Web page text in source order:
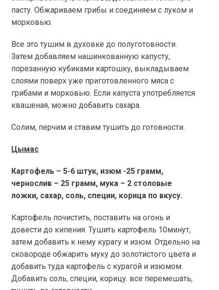
пасту. Обжариваем грибы и соединяем с луком и
морковью.
Все это тушим в духовке до полуготовности.
Затем добавляем нашинкованную капусту,
порезанную кубиками картошку, выкладываем
слоями поверх уже приготовленного мяса с
грибами и морковью. Если капуста употребляется
квашеная, можно добавить сахара.
Солим, перчим и ставим тушить до готовности.
Цымас
Картофель – 5-6 штук, изюм -25 грамм,
чернослив – 25 грамм, мука – 2 столовые
ложки, сахар, соль, специи, корица по вкусу.
Картофель почистить, поставить на огонь и
довести до кипения. Тушить картофель 10минут,
затем добавить к нему курагу и изюм. Отдельно на
сковороде обжарить муку до золотистого цвета и
добавить туда картофель с курагой и изюмом.
Добавить соль, специи, корицу. все перемешать,